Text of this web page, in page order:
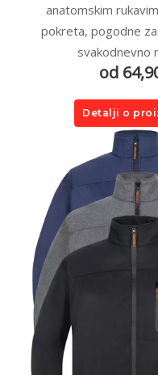
anatomskim
pokreta, pogodne
svakodnevno
od
Detalji o